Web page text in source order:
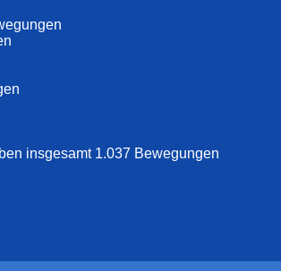
insgesamt 1.037 Bewegungen